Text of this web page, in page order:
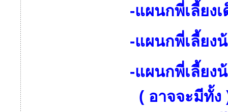
-แผนกพี่เลี้ยง
-แผนกพี่เลี้ยง
-แผนกพี่เลี้ยง
( อาจจะมีทั้